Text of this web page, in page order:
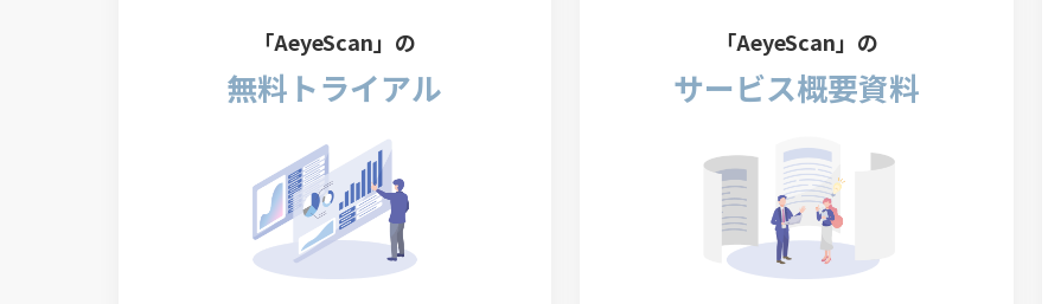
「AeyeScan」の
無料トライアル
「AeyeScan」の
サービス概要資料